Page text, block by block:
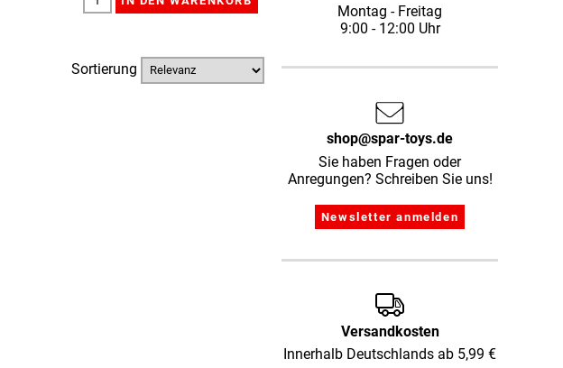
Sortierung
Montag - Freitag
9:00 - 12:00 Uhr
shop@spar-toys.de
Sie haben Fragen oder
Anregungen? Schreiben Sie uns!
Versandkosten
Innerhalb Deutschlands ab 5,99 €